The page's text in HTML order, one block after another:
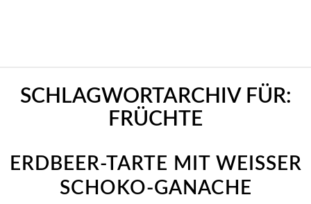
SCHLAGWORTARCHIV FÜR:
FRÜCHTE
ERDBEER-TARTE MIT WEISSER S
CHOKO-GANACHE